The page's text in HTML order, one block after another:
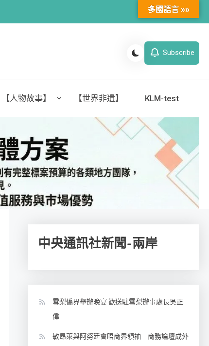
Subscribe
【人物故事】 【世界非遺】 KLM-test
中央通訊社新聞-兩岸
雪梨僑界舉辦晚宴 歡送駐雪梨辦事處長吳正
偉
敏昂萊與阿努廷會晤商界領袖 商務論壇成外
多國語言 »»